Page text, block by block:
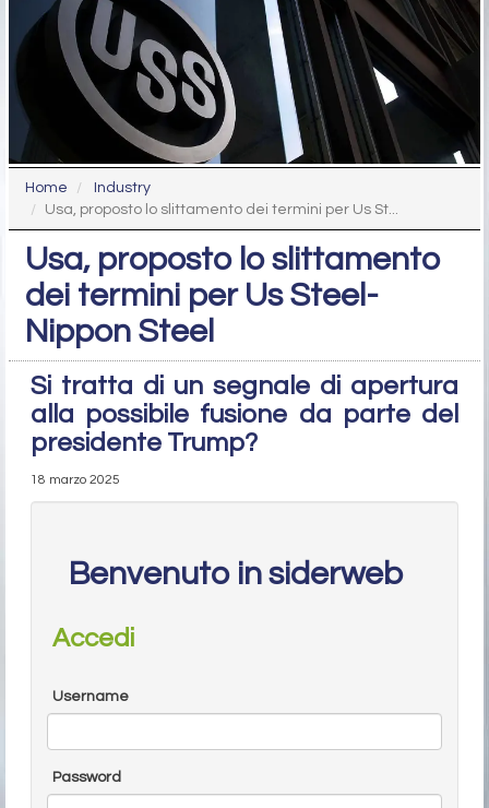
Home
Industry
Usa, proposto lo slittamento dei termini per Us St...
Usa, proposto lo slittamento
dei termini per Us Steel-
Nippon Steel
Si tratta di un segnale di apertura
alla possibile fusione da parte del
presidente Trump?
18 marzo 2025
Benvenuto in siderweb
Accedi
Username
Password